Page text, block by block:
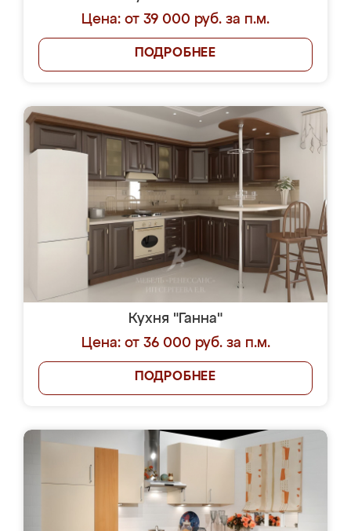
Цена: от 39 000 руб. за п.м.
ПОДРОБНЕЕ
Кухня "Ганна"
Цена: от 36 000 руб. за п.м.
ПОДРОБНЕЕ